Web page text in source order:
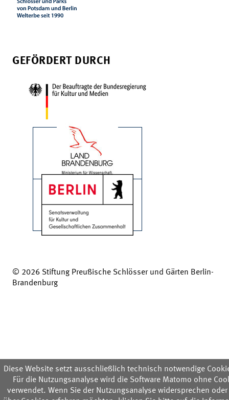
GEFÖRDERT DURCH
© 2026 Stiftung Preußische Schlösser und Gärten Berlin-
Brandenburg
Diese Website setzt ausschließlich technisch notwendige
Für die Nutzungsanalyse wird die Software Matomo ohne
verwendet. Wenn Sie der Nutzungsanalyse widersprechen oder